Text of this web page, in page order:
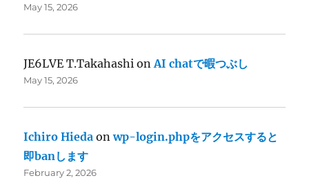
May 15, 2026
JE6LVE T.Takahashi onAI chatで暇つぶし
May 15, 2026
Ichiro Hieda onwp-login.phpをアクセスすると
即banします
February 2, 2026